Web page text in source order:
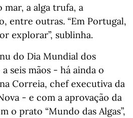
a alga trufa, a
entre outras. “Em Portugal,
explorar”, sublinha.
do Dia Mundial dos
seis mãos - há ainda o
Correia, chef executiva da
- e com a aprovação da
o prato “Mundo das Algas”,